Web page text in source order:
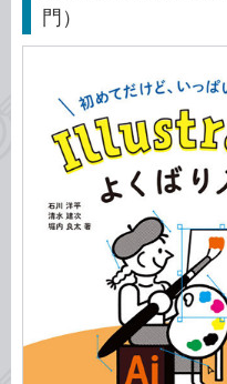
門）